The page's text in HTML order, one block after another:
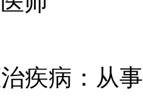
疾病：从